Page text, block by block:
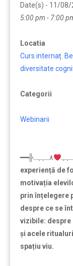
Date(s) - 11/08/
5:00 pm - 7:00
Locatia
Curs internaț.
diversitate
Categorii
Webinarii
experiență de
motivația
prin înțelegere
despre ce se
vizibile:
și acele
spațiu viu.